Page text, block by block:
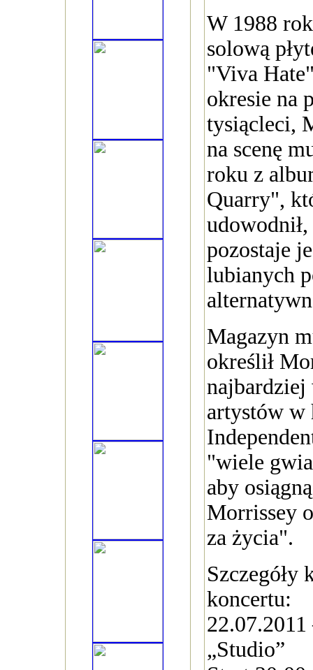
W 1988
solową
"Viva
okresie na
tysiącleci,
na scenę
roku z
Quarry",
pozostaje
lubianych
Magazyn
określił
najbardziej
artystów w
"wiele
aby
Morrissey
za życia".
Szczegóły
koncertu:
„Studio”